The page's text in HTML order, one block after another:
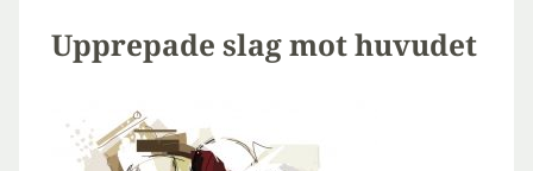
Upprepade slag mot huvudet